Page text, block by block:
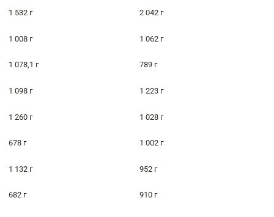
1 532 г 2 042 г
1 008 г 1 062 г
1 078,1 г 789 г
1 098 г 1 223 г
1 260 г 1 028 г
678 г 1 002 г
1 132 г 952 г
682 г 910 г